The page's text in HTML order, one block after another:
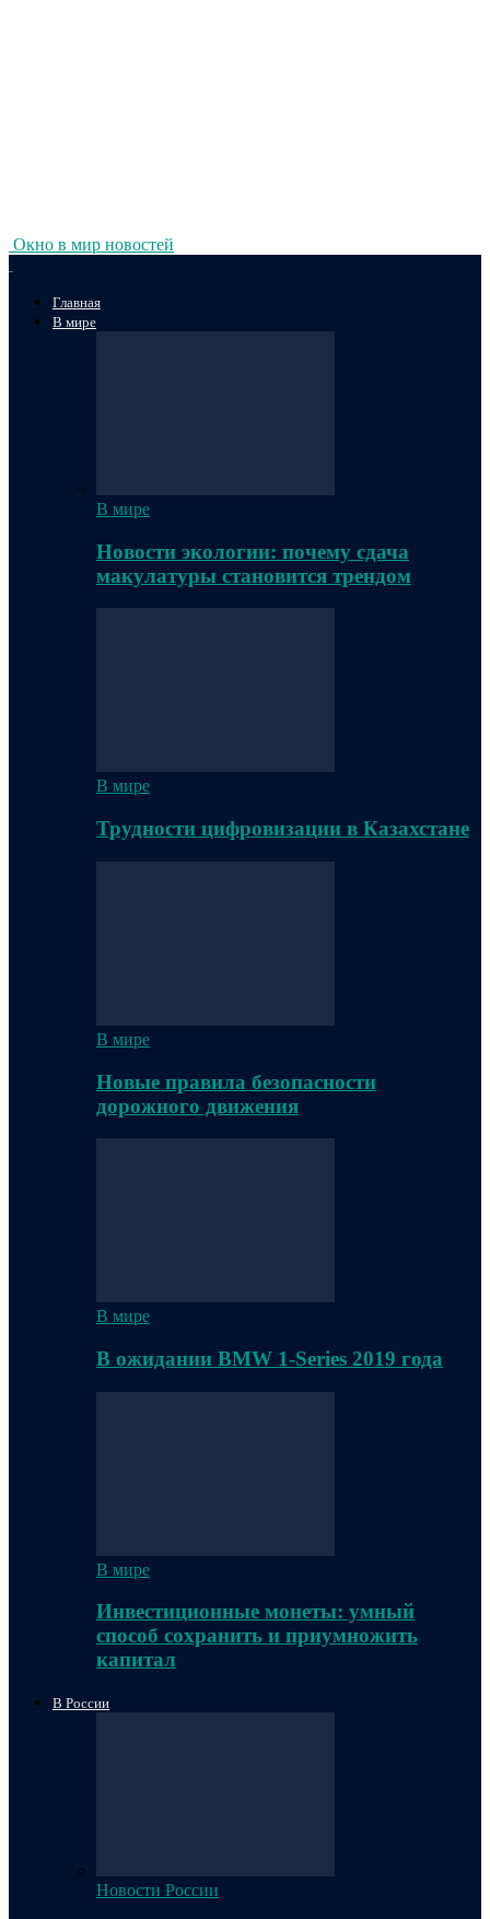
Окно в мир новостей
Главная
В мире
В мире
Новости экологии: почему сдача
макулатуры становится трендом
В мире
Трудности цифровизации в Казахстане
В мире
Новые правила безопасности
дорожного движения
В мире
В ожидании BMW 1-Series 2019 года
В мире
Инвестиционные монеты: умный
способ сохранить и приумножить
капитал
В России
Новости России